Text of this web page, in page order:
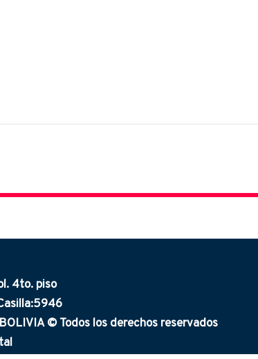
4to. piso
© Todos los derechos reservados